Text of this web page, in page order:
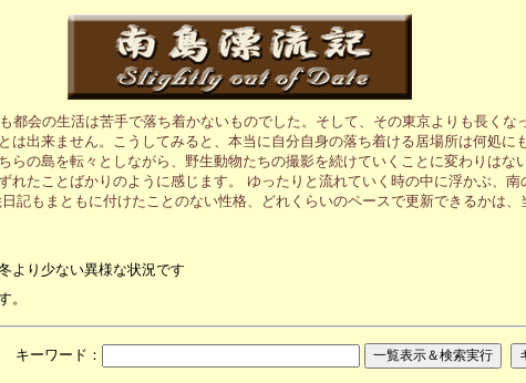
都会の生活は苦手で落ち着かないものでした。そして、その東京よりも長くな
は出来ません。こうしてみると、本当に自分自身の落ち着ける居場所は何処に
らの島を転々としながら、野生動物たちの撮影を続けていくことに変わりはな
れたことばかりのように感じます。 ゆったりと流れていく時の中に浮かぶ、
記もまともに付けたことのない性格、どれくらいのペースで更新できるかは、
より少ない異様な状況です
。
ーワード：